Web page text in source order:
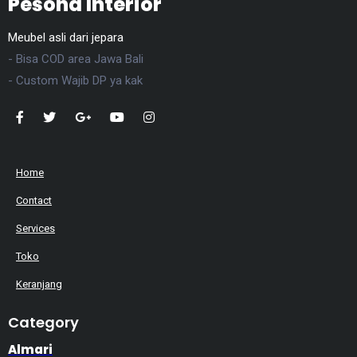
Meubel asli dari jepara
- Bisa COD area Jawa Bali
- Custom Wajib DP ya kak
Home
Contact
Services
Toko
Keranjang
Category
Almari